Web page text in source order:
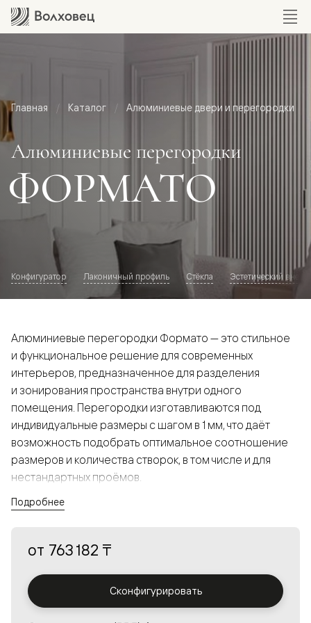
Главная Каталог Алюминиевые двери и перегородки
Алюминиевые перегородки
ФОРМАТО
Конфигуратор Лаконичный профиль Стёкла Эстетический
Алюминиевые перегородки Формато — это стильное
и функциональное решение для современных
интерьеров, предназначенное для разделения
и зонирования пространства внутри одного
помещения. Перегородки изготавливаются под
индивидуальные размеры с шагом в 1 мм, что даёт
возможность подобрать оптимальное соотношение
размеров и количества створок, в том числе и для
нестандартных проёмов.
а большой выбор вставок из стекла с различными
решения в интерьере и варьировать освещённость.
Подробнее
от 763 182 ₸
Сконфигурировать